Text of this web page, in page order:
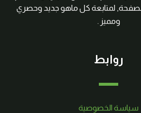
لمتابعة كل ماهو جديد وحصري
ومميز .
روابط
سياسة الخصوصية